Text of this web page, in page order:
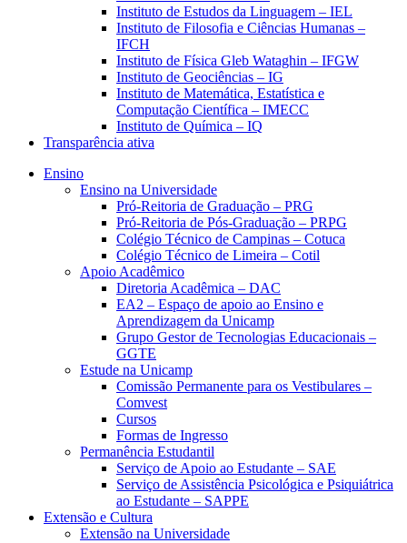
Instituto de Estudos da Linguagem – IEL
Instituto de Filosofia e Ciências Humanas –
IFCH
Instituto de Física Gleb Wataghin – IFGW
Instituto de Geociências – IG
Instituto de Matemática, Estatística e
Computação Científica – IMECC
Instituto de Química – IQ
Transparência ativa
Ensino
Ensino na Universidade
Pró-Reitoria de Graduação – PRG
Pró-Reitoria de Pós-Graduação – PRPG
Colégio Técnico de Campinas – Cotuca
Colégio Técnico de Limeira – Cotil
Apoio Acadêmico
Diretoria Acadêmica – DAC
EA2 – Espaço de apoio ao Ensino e
Aprendizagem da Unicamp
Grupo Gestor de Tecnologias Educacionais –
GGTE
Estude na Unicamp
Comissão Permanente para os Vestibulares –
Comvest
Cursos
Formas de Ingresso
Permanência Estudantil
Serviço de Apoio ao Estudante – SAE
Serviço de Assistência Psicológica e Psiquiátrica
ao Estudante – SAPPE
Extensão e Cultura
Extensão na Universidade